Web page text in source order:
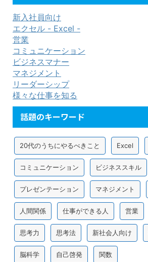
新入社員向け
エクセル - Excel -
営業
コミュニケーション
ビジネスマナー
マネジメント
リーダーシップ
様々な仕事を知る
話題のキーワード
20代のうちにやるべきこと Excel
コミュニケーション ビジネススキル
プレゼンテーション マネジメント
人間関係 仕事ができる人 営業
思考力 思考法 新社会人向け
脳科学 自己啓発 関数